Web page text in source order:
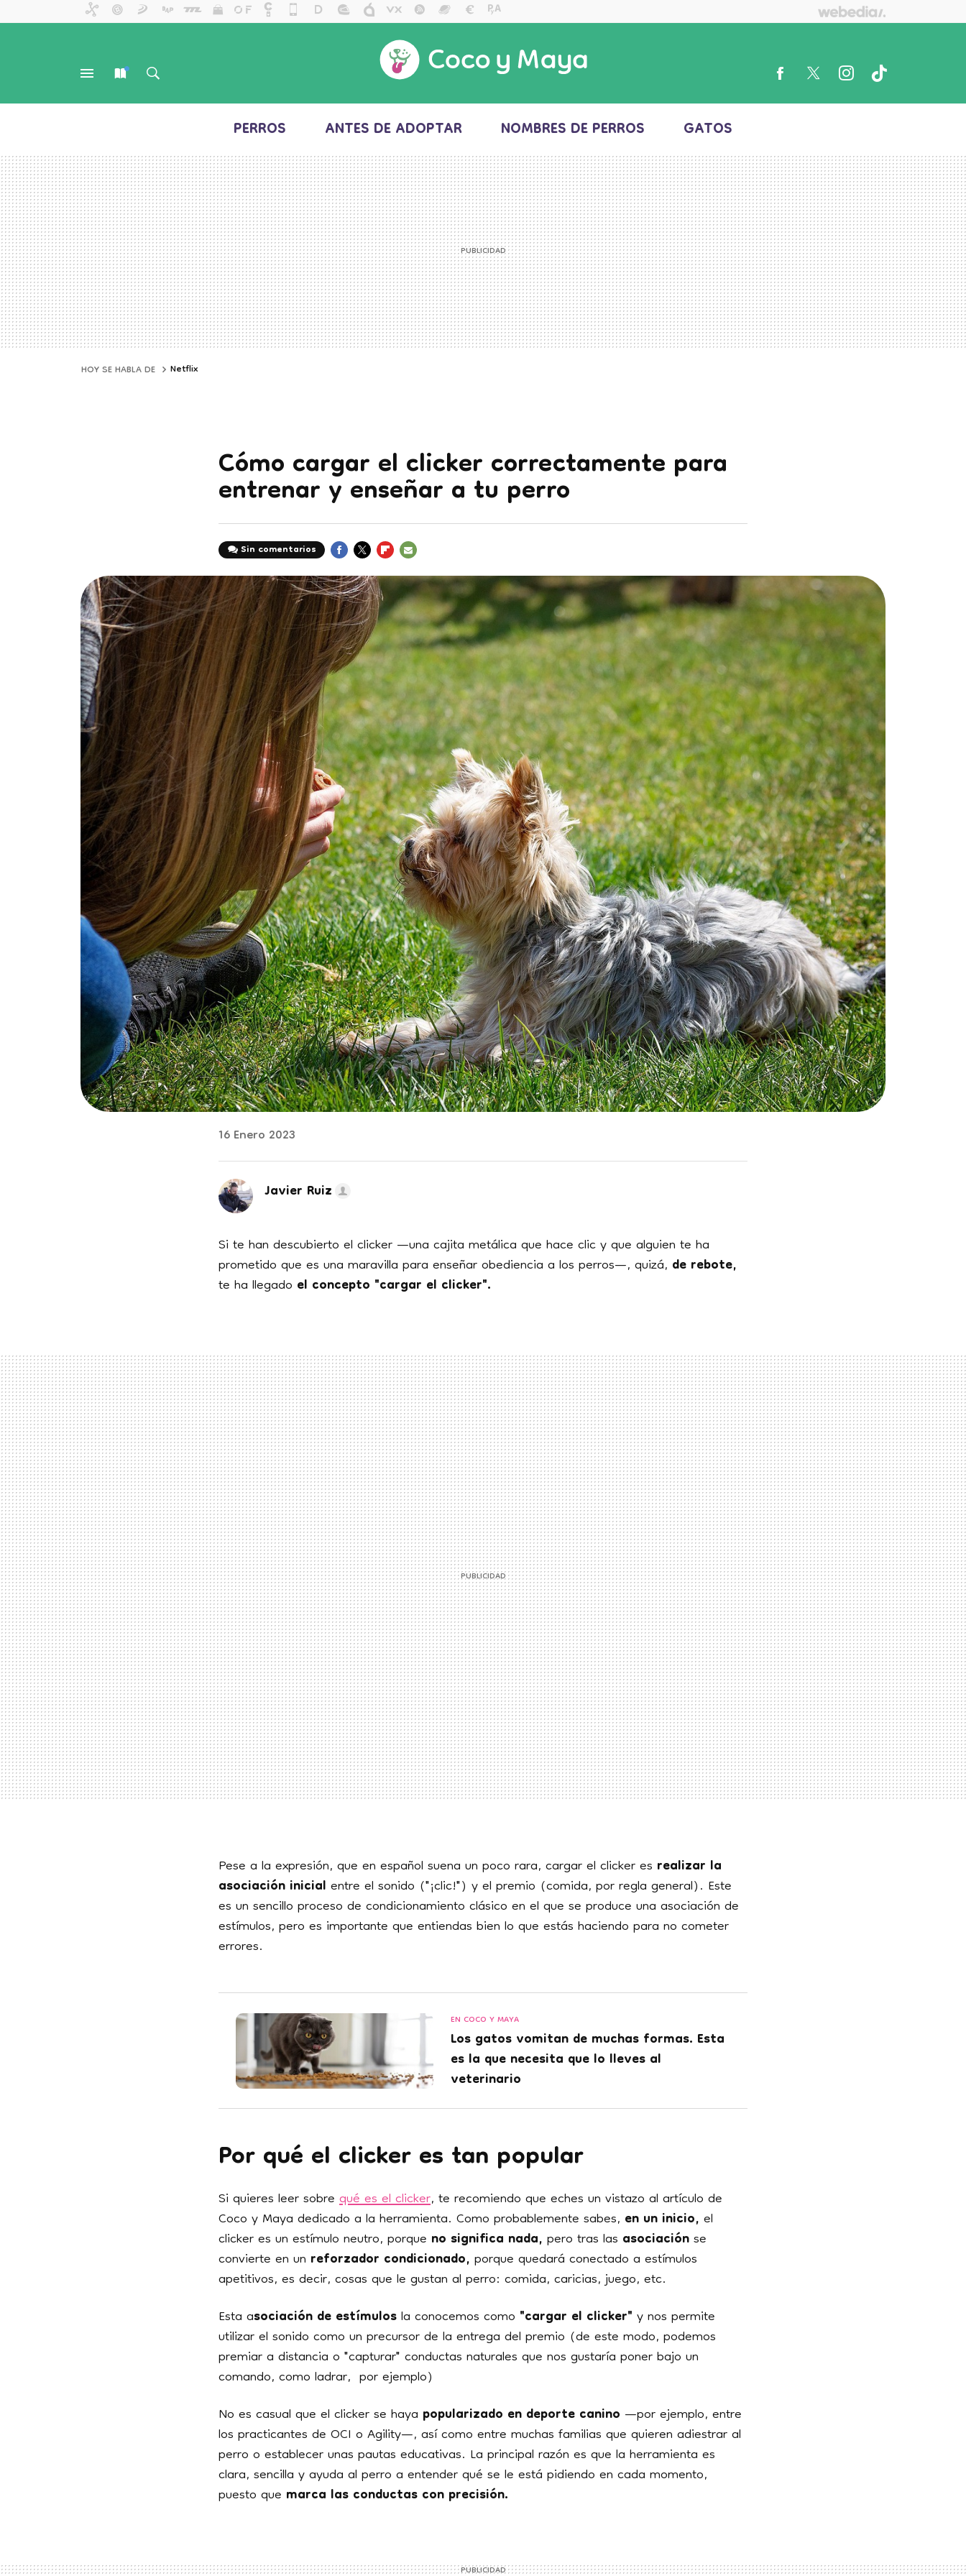
PERROS ANTES DE ADOPTAR NOMBRES DE PERROS GATOS
HOY SE HABLA DE Netflix
Cómo cargar el clicker correctamente para
entrenar y enseñar a tu perro
Sin comentarios
MAIL
16 Enero 2023
Javier Ruiz
Si te han descubierto el clicker —una cajita metálica que hace clic y que alguien te ha
prometido que es una maravilla para enseñar obediencia a los perros—, quizá,de rebote,
te ha llegadoel concepto "cargar el clicker".
Pese a la expresión, que en español suena un poco rara, cargar el clicker esrealizar la
asociación inicialentre el sonido ("¡clic!") y el premio (comida, por regla general). Este
es un sencillo proceso de condicionamiento clásico en el que se produce una asociación de
estímulos, pero es importante que entiendas bien lo que estás haciendo para no cometer
errores.
EN COCO Y MAYA
Los gatos vomitan de muchas formas. Esta
es la que necesita que lo lleves al
veterinario
Por qué el clicker es tan popular
Si quieres leer sobrequé es el clicker, te recomiendo que eches un vistazo al artículo de
Coco y Maya dedicado a la herramienta. Como probablemente sabes,en un inicio,el
clicker es un estímulo neutro, porqueno significa nada,pero tras lasasociaciónse
convierte en unreforzador condicionado,porque quedará conectado a estímulos
apetitivos, es decir, cosas que le gustan al perro: comida, caricias, juego, etc.
Esta asociación de estímulosla conocemos como"cargar el clicker"y nos permite
utilizar el sonido como un precursor de la entrega del premio (de este modo, podemos
premiar a distancia o "capturar" conductas naturales que nos gustaría poner bajo un
comando, como ladrar, por ejemplo)
No es casual que el clicker se hayapopularizado en deporte canino—por ejemplo, entre
los practicantes de OCI o Agility—, así como entre muchas familias que quieren adiestrar al
perro o establecer unas pautas educativas. La principal razón es que la herramienta es
clara, sencilla y ayuda al perro a entender qué se le está pidiendo en cada momento,
puesto quemarca las conductas con precisión.